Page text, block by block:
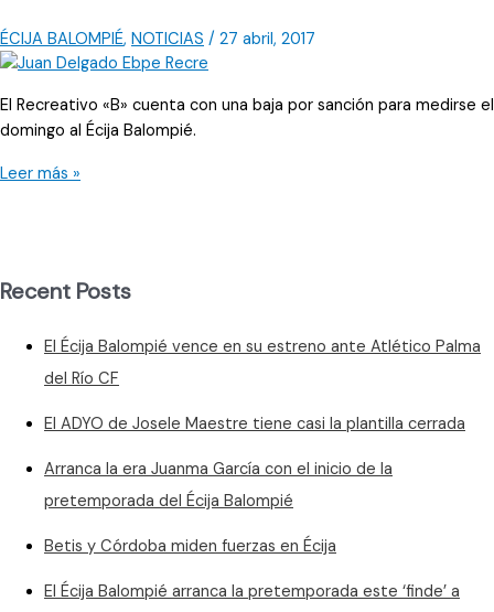
ÉCIJA BALOMPIÉ, NOTICIAS / 27 abril, 2017
El Recreativo «B» cuenta con una baja por sanción para medirse el
domingo al Écija Balompié.
Gustavo,
el
Leer más »
Recent Posts
El Écija Balompié vence en su estreno ante Atlético Palma
del Río CF
El ADYO de Josele Maestre tiene casi la plantilla cerrada
Arranca la era Juanma García con el inicio de la
pretemporada del Écija Balompié
Betis y Córdoba miden fuerzas en Écija
El Écija Balompié arranca la pretemporada este ‘finde’ a